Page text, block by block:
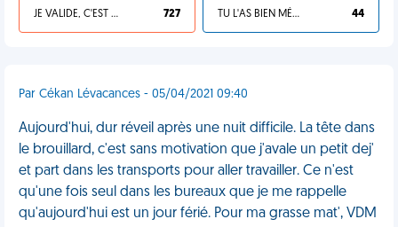
JE VALIDE, C'EST UNE VDM 727 TU L'AS BIEN MÉRITÉ 44
Par Cékan Lévacances - 05/04/2021 09:40
Aujourd'hui, dur réveil après une nuit difficile. La tête dans
le brouillard, c'est sans motivation que j'avale un petit dej'
et part dans les transports pour aller travailler. Ce n'est
qu'une fois seul dans les bureaux que je me rappelle
qu'aujourd'hui est un jour férié. Pour ma grasse mat', VDM